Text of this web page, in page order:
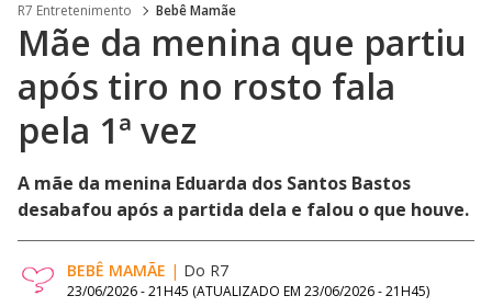
R7 Entretenimento Bebê Mamãe
Mãe da menina que partiu
após tiro no rosto fala
pela 1ª vez
A mãe da menina Eduarda dos Santos Bastos
desabafou após a partida dela e falou o que houve.
BEBÊ MAMÃE | Do R7
23/06/2026 - 21H45 (ATUALIZADO EM 23/06/2026 - 21H45)